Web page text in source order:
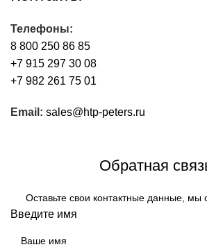
Телефоны:
8 800 250 86 85
+7 915 297 30 08
+7 982 261 75 01
Email: sales@htp-peters.ru
Обратная
Оставьте свои контактные данные,
Введите имя